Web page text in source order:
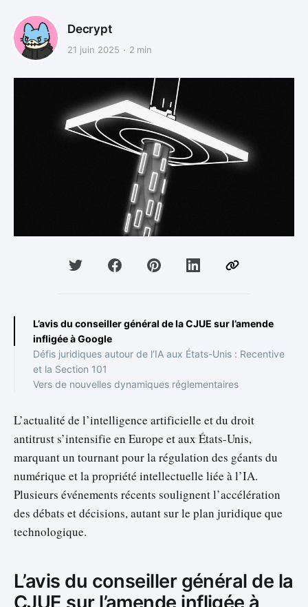
Decrypt
21 juin 2025 2 min
L’avis du conseiller général de la CJUE sur l’amende
infligée à Google
Défis juridiques autour de l’IA aux États-Unis : Recentive
et la Section 101
Vers de nouvelles dynamiques réglementaires
L’actualité de l’intelligence artificielle et du droit
antitrust s’intensifie en Europe et aux États-Unis,
marquant un tournant pour la régulation des géants du
numérique et la propriété intellectuelle liée à l’IA.
Plusieurs événements récents soulignent l’accélération
des débats et décisions, autant sur le plan juridique que
technologique.
L’avis du conseiller général de la